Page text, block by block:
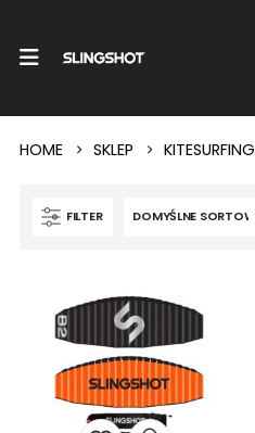
HOME SKLEP KITESURFING
FILTER